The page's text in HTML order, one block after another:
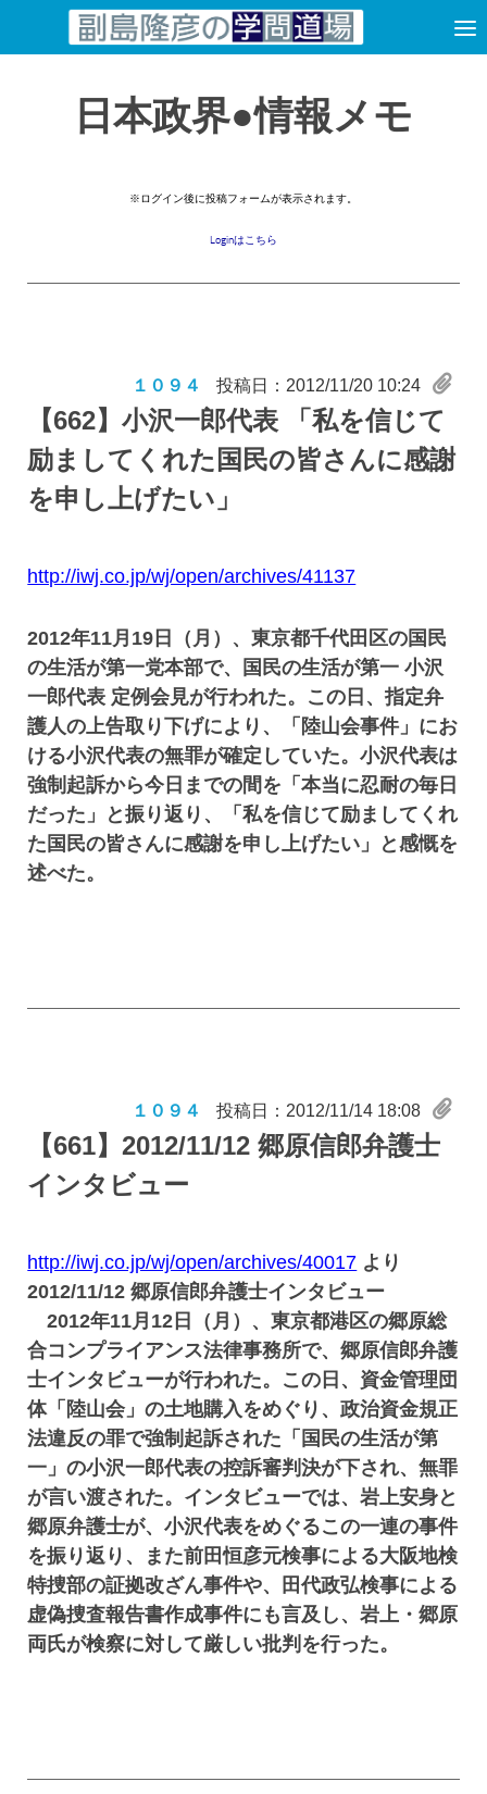
コンテンツへスキップ
日本政界●情報メモ
※ログイン後に投稿フォームが表示されます。
Loginはこちら
１０９４ 投稿日：2012/11/20 10:24
【662】小沢一郎代表 「私を信じて
励ましてくれた国民の皆さんに感謝
を申し上げたい」
http://iwj.co.jp/wj/open/archives/41137
2012年11月19日（月）、東京都千代田区の国民
の生活が第一党本部で、国民の生活が第一 小沢
一郎代表 定例会見が行われた。この日、指定弁
護人の上告取り下げにより、「陸山会事件」にお
ける小沢代表の無罪が確定していた。小沢代表は
強制起訴から今日までの間を「本当に忍耐の毎日
だった」と振り返り、「私を信じて励ましてくれ
た国民の皆さんに感謝を申し上げたい」と感慨を
述べた。
１０９４ 投稿日：2012/11/14 18:08
【661】2012/11/12 郷原信郎弁護士
インタビュー
http://iwj.co.jp/wj/open/archives/40017 より
2012/11/12 郷原信郎弁護士インタビュー
2012年11月12日（月）、東京都港区の郷原総
合コンプライアンス法律事務所で、郷原信郎弁護
士インタビューが行われた。この日、資金管理団
体「陸山会」の土地購入をめぐり、政治資金規正
法違反の罪で強制起訴された「国民の生活が第
一」の小沢一郎代表の控訴審判決が下され、無罪
が言い渡された。インタビューでは、岩上安身と
郷原弁護士が、小沢代表をめぐるこの一連の事件
を振り返り、また前田恒彦元検事による大阪地検
特捜部の証拠改ざん事件や、田代政弘検事による
虚偽捜査報告書作成事件にも言及し、岩上・郷原
両氏が検察に対して厳しい批判を行った。